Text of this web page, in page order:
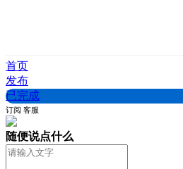
首页
发布
已完成
订阅 客服
随便说点什么